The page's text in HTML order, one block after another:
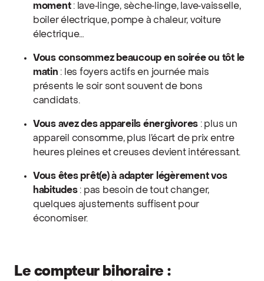
moment : lave‑linge, sèche‑linge, lave‑vaisselle,
boiler électrique, pompe à chaleur, voiture
électrique…
Vous consommez beaucoup en soirée ou tôt le
matin : les foyers actifs en journée mais
présents le soir sont souvent de bons
candidats.
Vous avez des appareils énergivores : plus un
appareil consomme, plus l’écart de prix entre
heures pleines et creuses devient intéressant.
Vous êtes prêt(e) à adapter légèrement vos
habitudes: pas besoin de tout changer,
quelques ajustements suffisent pour
économiser.
Le compteur bihoraire :